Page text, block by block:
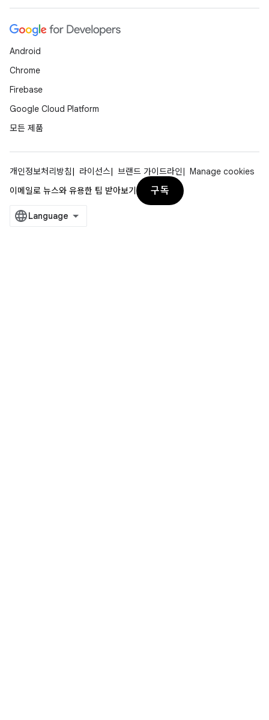
Android
Chrome
Firebase
Google Cloud Platform
모든 제품
개인정보처리방침 라이선스 브랜드 가이드라인
Manage cookies
이메일로 뉴스와 유용한 팁 받아보기
구독